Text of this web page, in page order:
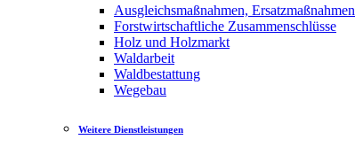
Ausgleichsmaßnahmen, Ersatzmaßnahmen
Forstwirtschaftliche Zusammenschlüsse
Holz und Holzmarkt
Waldarbeit
Waldbestattung
Wegebau
Weitere Dienstleistungen